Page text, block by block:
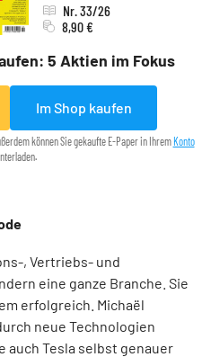
5 Aktien im Fokus
Nr. 33/26
8,90 €
Im Shop kaufen
können Sie gekaufte E-Paper in IhremKonto
, Vertriebs- und
eine ganze Branche. Sie
erfolgreich. Michaël
neue Technologien
auch Tesla selbst genauer